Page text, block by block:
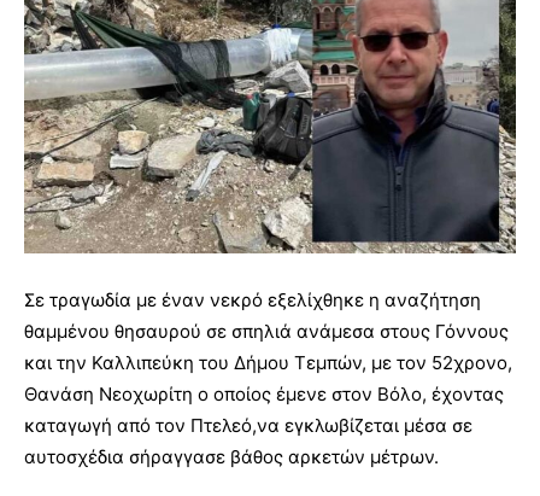
Σε τραγωδία με έναν νεκρό εξελίχθηκε η αναζήτηση
θαμμένου θησαυρού σε σπηλιά ανάμεσα στους Γόννους
και την Καλλιπεύκη του Δήμου Τεμπών, με τον 52χρονο,
Θανάση Νεοχωρίτη ο οποίος έμενε στον Βόλο, έχοντας
καταγωγή από τον Πτελεό,να εγκλωβίζεται μέσα σε
αυτοσχέδια σήραγγασε βάθος αρκετών μέτρων.